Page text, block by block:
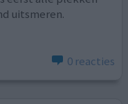
uitsmeren.
0 reacties